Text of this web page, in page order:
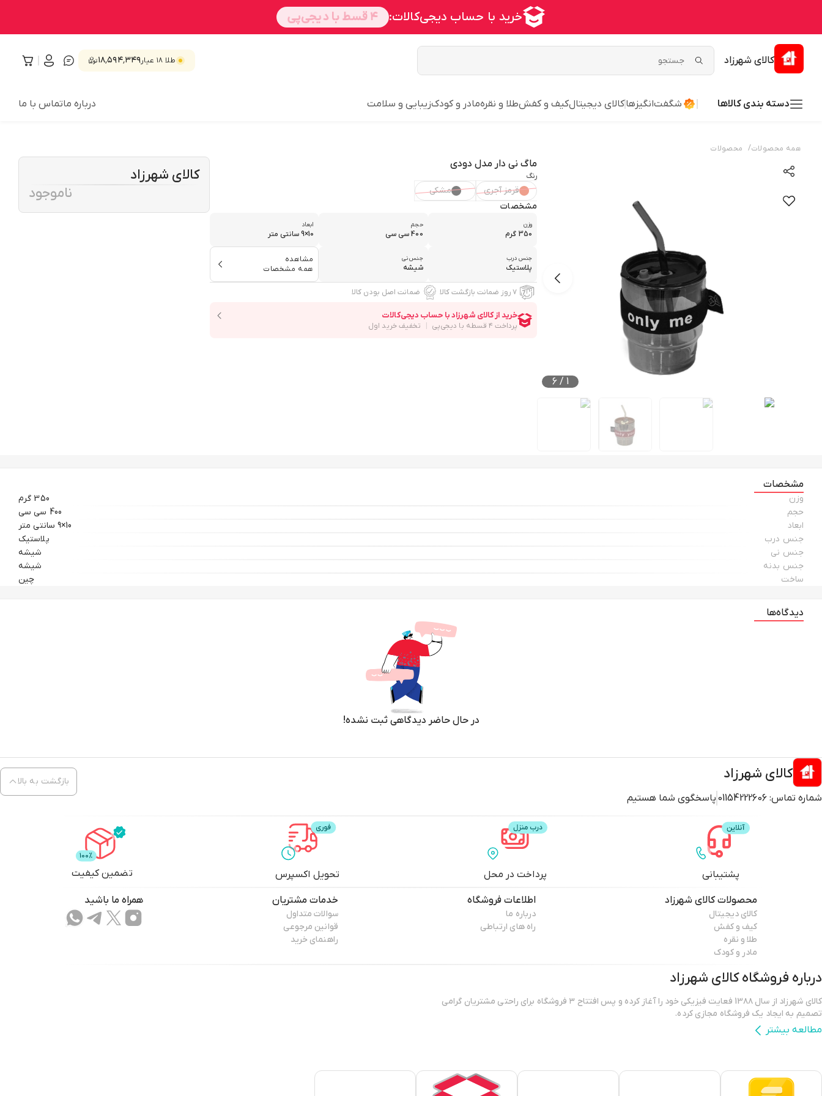
کالای شهرزاد طلا ۱۸ عیار ۱۸٬۵۹۴٬۳۴۹
دسته بندی کالاها شگفت‌انگیزهاکالای دیجیتالکیف و کفشطلا و نقرهمادر و کودکزیبایی و سلامت درباره ماتماس با ما
همه محصولات/ محصولات
1
/
6
ماگ نی دار مدل دودی
رنگ
قرمز آجری
مشکی
مشخصات
وزن
350 گرم
حجم
400 سی سی
ابعاد
10×9 سانتی متر
جنس درب
پلاستیک
جنس نی
شیشه
مشاهده
همه مشخصات
۷ روز ضمانت بازگشت کالا ضمانت اصل بودن کالا
کالای شهرزاد
ناموجود
مشخصات
وزن
350 گرم
حجم
400 سی سی
ابعاد
10×9 سانتی متر
جنس درب
پلاستیک
جنس نی
شیشه
جنس بدنه
شیشه
ساخت
چین
دیدگاه‌ها
در حال حاضر دیدگاهی ثبت نشده!
کالای شهرزاد
شماره تماس: 01154222606 پاسخگوی شما هستیم
بازگشت به بالا
پشتیبانی پرداخت در محل تحویل اکسپرس تضمین کیفیت
محصولاتکالای شهرزاد
کالای دیجیتال
کیف و کفش
طلا و نقره
مادر و کودک
اطلاعات فروشگاه
درباره ما
راه های ارتباطی
خدمات مشتریان
سوالات متداول
قوانین مرجوعی
راهنمای خرید
همراه ما باشید
درباره فروشگاهکالای شهرزاد
کالای شهرزاد از سال 13۸۸ فعایت فیزیکی خود را آغاز کرده و پس افتتاح ۳ فروشگاه برای راحتی مشتریان گرامی
تصمیم به ایجاد یک فروشگاه مجازی کرده.
است که بتواند کالاهایی متنوع، باکیفیت و دارای قیمت مناسب را در مدت زمان ی کوتاه به دست مشتریان خود
برساند و ضمانت بازگشت کالا هم داشته باشد؛ ویژگی‌هایی که فروشگاه اینترنتی کالای شهرزاد بر روی آن‌ها کار
کرده و توانسته از این طریق مشتریان ثابت خود را در پلتفرم های دیگر داشته باشد.
مطالعه بیشتر